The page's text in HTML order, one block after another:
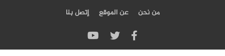
من نحن عن الموقع إتصل بنا